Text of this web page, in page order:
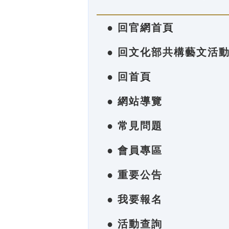
● 回官網首頁
● 回文化部共構藝文活
● 回首頁
● 網站導覽
● 常見問題
● 會員專區
● 重要公告
● 我要報名
● 活動查詢